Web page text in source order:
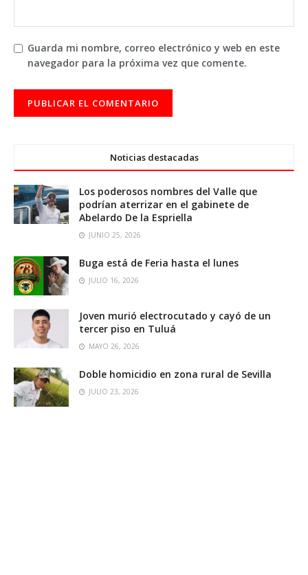
Guarda mi nombre, correo electrónico y web en este
navegador para la próxima vez que comente.
Noticias destacadas
Los poderosos nombres del Valle que
podrían aterrizar en el gabinete de
Abelardo De la Espriella
JUNIO 25, 2026
Buga está de Feria hasta el lunes
JULIO 16, 2026
Joven murió electrocutado y cayó de un
tercer piso en Tuluá
MAYO 26, 2026
Doble homicidio en zona rural de Sevilla
JULIO 23, 2026